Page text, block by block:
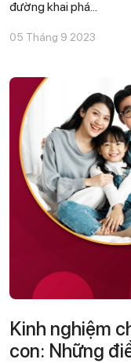
đường khai phá...
05 Tháng 9 2023
Kinh nghiệm
con: Những